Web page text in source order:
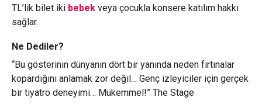
TL’lik bilet iki bebek veya çocukla konsere katılım hakkı
sağlar.
Ne Dediler?
“Bu gösterinin dünyanın dört bir yanında neden fırtınalar
kopardığını anlamak zor değil… Genç izleyiciler için gerçek
bir tiyatro deneyimi… Mükemmel!” The Stage